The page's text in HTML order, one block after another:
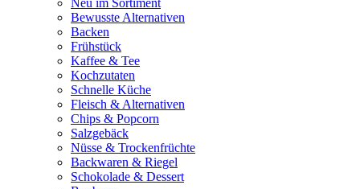
Neu im Sortiment
Bewusste Alternativen
Backen
Frühstück
Kaffee & Tee
Kochzutaten
Schnelle Küche
Fleisch & Alternativen
Chips & Popcorn
Salzgebäck
Nüsse & Trockenfrüchte
Backwaren & Riegel
Schokolade & Dessert